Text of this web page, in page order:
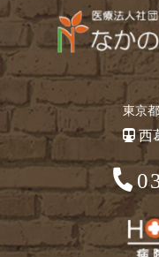
東京
西